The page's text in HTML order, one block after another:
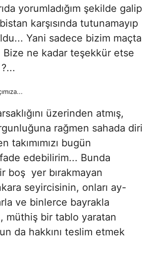
yorumladığım şekilde galip
karşısında tutunamayıp
Yani sadece bizim maçta
ne kadar teşekkür etse
üzerinden atmış,
rağmen sahada diri
takımımızı bugün
edebilirim... Bunda
boş yer bırakmayan
seyircisinin, onları ay-
ve binlerce bayrakla
müthiş bir tablo yaratan
da hakkını teslim etmek